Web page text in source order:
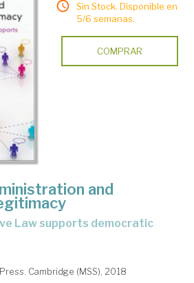
Sin Stock. Disponible en
5/6 semanas.
COMPRAR
and
Cambridge (MSS), 2018